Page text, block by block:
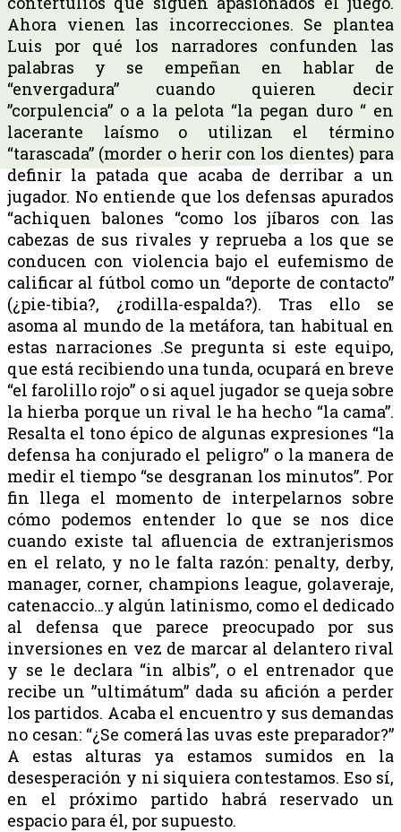
Ahora vienen las incorrecciones. Se plantea
Luis por qué los narradores confunden las
palabras y se empeñan en hablar de
“envergadura” cuando quieren decir
”corpulencia” o a la pelota “la pegan duro “ en
lacerante laísmo o utilizan el término
“tarascada” (morder o herir con los dientes) para
definir la patada que acaba de derribar a un
jugador. No entiende que los defensas apurados
“achiquen balones “como los jíbaros con las
cabezas de sus rivales y reprueba a los que se
conducen con violencia bajo el eufemismo de
calificar al fútbol como un “deporte de contacto”
(¿pie-tibia?, ¿rodilla-espalda?). Tras ello se
asoma al mundo de la metáfora, tan habitual en
estas narraciones .Se pregunta si este equipo,
que está recibiendo una tunda, ocupará en breve
“el farolillo rojo” o si aquel jugador se queja sobre
la hierba porque un rival le ha hecho “la cama”.
Resalta el tono épico de algunas expresiones “la
defensa ha conjurado el peligro” o la manera de
medir el tiempo “se desgranan los minutos”. Por
fin llega el momento de interpelarnos sobre
cómo podemos entender lo que se nos dice
cuando existe tal afluencia de extranjerismos
en el relato, y no le falta razón: penalty, derby,
manager, corner, champions league, golaveraje,
catenaccio…y algún latinismo, como el dedicado
al defensa que parece preocupado por sus
inversiones en vez de marcar al delantero rival
y se le declara “in albis”, o el entrenador que
recibe un ”ultimátum” dada su afición a perder
los partidos. Acaba el encuentro y sus demandas
no cesan: “¿Se comerá las uvas este preparador?”
A estas alturas ya estamos sumidos en la
desesperación y ni siquiera contestamos. Eso sí,
en el próximo partido habrá reservado un
espacio para él, por supuesto.